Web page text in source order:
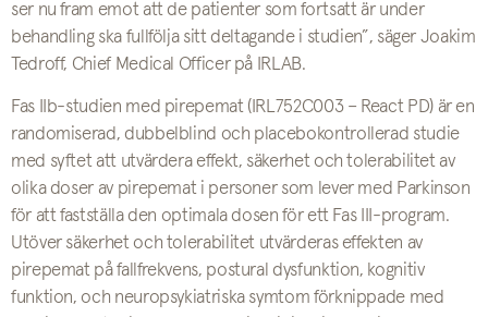
ser nu fram emot att de patienter som fortsatt är under
behandling ska fullfölja sitt deltagande i studien”, säger Joakim
Tedroff, Chief Medical Officer på IRLAB.
Fas IIb-studien med pirepemat (IRL752C003 – React PD) är en
randomiserad, dubbelblind och placebokontrollerad studie
med syftet att utvärdera effekt, säkerhet och tolerabilitet av
olika doser av pirepemat i personer som lever med Parkinson
för att fastställa den optimala dosen för ett Fas III-program.
Utöver säkerhet och tolerabilitet utvärderas effekten av
pirepemat på fallfrekvens, postural dysfunktion, kognitiv
funktion, och neuropsykiatriska symtom förknippade med